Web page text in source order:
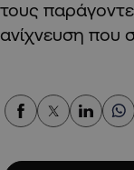
τους
ανίχνευση που